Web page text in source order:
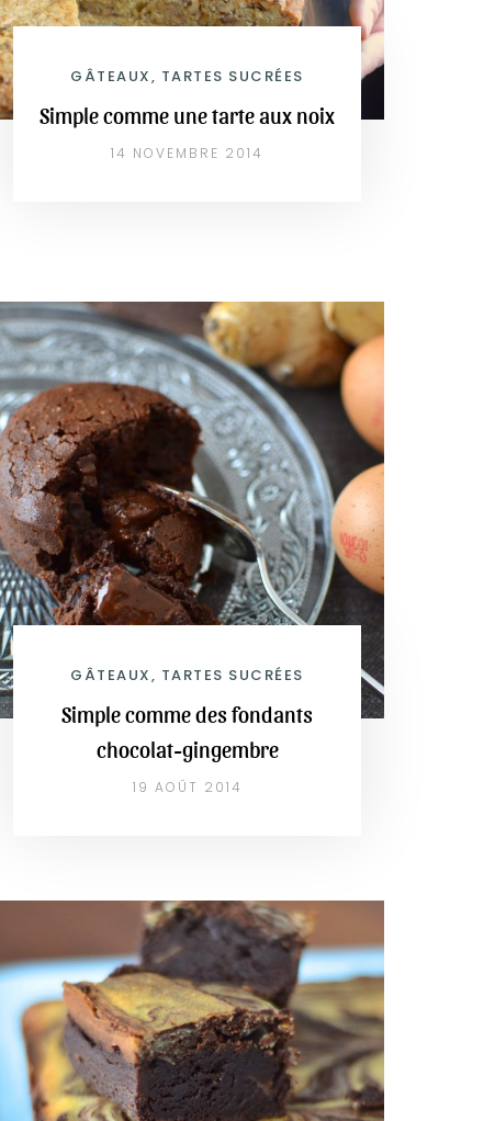
GÂTEAUX, TARTES SUCRÉES
Simple comme une tarte aux noix
14 NOVEMBRE 2014
GÂTEAUX, TARTES SUCRÉES
Simple comme des fondants
chocolat-gingembre
19 AOÛT 2014